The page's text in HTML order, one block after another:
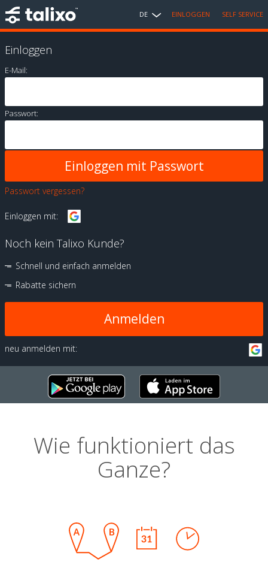
DE EINLOGGEN SELF SERVICE
Einloggen
E-Mail:
Passwort:
Passwort vergessen?
Einloggen mit:
Noch kein Talixo Kunde?
Schnell und einfach anmelden
Rabatte sichern
Anmelden
neu anmelden mit:
Wie funktioniert das
Ganze?